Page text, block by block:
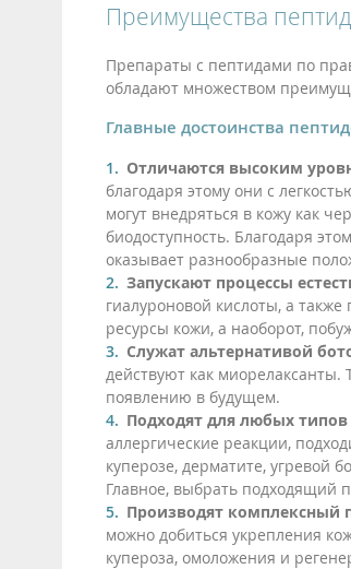
Преимущества
Препараты с пептидами по
обладают множеством
Главные достоинства
Отличаются высоким
благодаря этому они с
могут внедряться в кожу как
биодоступность. Благодаря
оказывает разнообразные
Запускают процессы
гиалуроновой кислоты, а
ресурсы кожи, а наоборот,
Служат альтернативой
действуют как
появлению в будущем.
Подходят для любых
аллергические реакции,
куперозе, дерматите, угревой
Главное, выбрать подходящий
Производят комплексный
можно добиться укрепления
купероза, омоложения и